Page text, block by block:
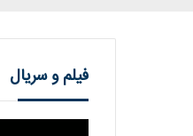
فیلم و سریال